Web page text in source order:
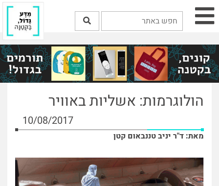
הולוגרמות: אשליות באוויר
10/08/2017
מאת: ד"ר יניב טננבאום קטן